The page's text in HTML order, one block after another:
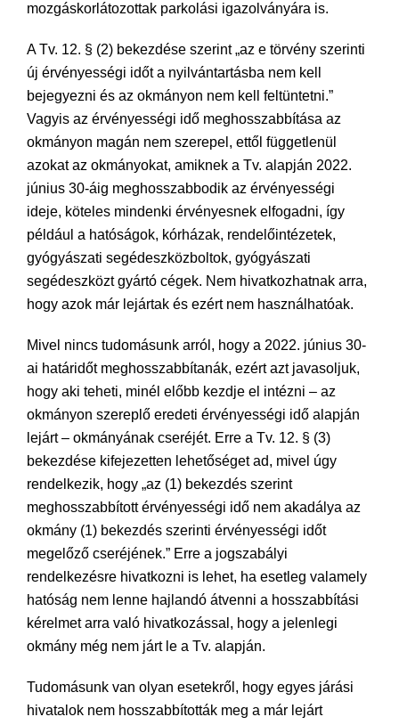
mozgáskorlátozottak parkolási igazolványára is.
A Tv. 12. § (2) bekezdése szerint „az e törvény szerinti
új érvényességi időt a nyilvántartásba nem kell
bejegyezni és az okmányon nem kell feltüntetni.”
Vagyis az érvényességi idő meghosszabbítása az
okmányon magán nem szerepel, ettől függetlenül
azokat az okmányokat, amiknek a Tv. alapján 2022.
június 30-áig meghosszabbodik az érvényességi
ideje, köteles mindenki érvényesnek elfogadni, így
például a hatóságok, kórházak, rendelőintézetek,
gyógyászati segédeszközboltok, gyógyászati
segédeszközt gyártó cégek. Nem hivatkozhatnak arra,
hogy azok már lejártak és ezért nem használhatóak.
Mivel nincs tudomásunk arról, hogy a 2022. június 30-
ai határidőt meghosszabbítanák, ezért azt javasoljuk,
hogy aki teheti, minél előbb kezdje el intézni – az
okmányon szereplő eredeti érvényességi idő alapján
lejárt – okmányának cseréjét. Erre a Tv. 12. § (3)
bekezdése kifejezetten lehetőséget ad, mivel úgy
rendelkezik, hogy „az (1) bekezdés szerint
meghosszabbított érvényességi idő nem akadálya az
okmány (1) bekezdés szerinti érvényességi időt
megelőző cseréjének.” Erre a jogszabályi
rendelkezésre hivatkozni is lehet, ha esetleg valamely
hatóság nem lenne hajlandó átvenni a hosszabbítási
kérelmet arra való hivatkozással, hogy a jelenlegi
okmány még nem járt le a Tv. alapján.
Tudomásunk van olyan esetekről, hogy egyes járási
hivatalok nem hosszabbították meg a már lejárt